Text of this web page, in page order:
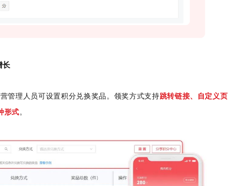
长
营管理人员可设置积分兑换奖品。领奖方式支持跳转链接、自定义页
形式。